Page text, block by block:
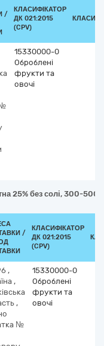
/
КЛАСИФІКАТОР
ДК 021:2015
(CPV)
15330000-0
Оброблені
фрукти та
овочі
25% без солі, 300-500г
/
КЛАСИФІКАТОР
ДК 021:2015
(CPV)
,
,
,
№
15330000-0
Оброблені
фрукти та
овочі